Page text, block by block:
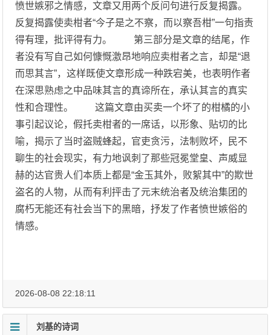
愤世嫉邪之情感，文章又用两个反问句进行反复揭露。
反复揭露使卖柑者“今子是之不察，而以察吾柑”一句指责
得有理，批评得有力。 第三部分是文章的结尾，作
者没有写自己如何慷慨激昂地响应卖柑者之言，却是“退
而思其言”，这样既使文章形成一种跌宕美，也表明作者
在深思熟虑之中品味其言的真谛所在，承认其言的真实
性和合理性。 这篇文章由买卖一个坏了的柑橘的小
事引起议论，假托卖柑者的一席话，以形象、贴切的比
喻，揭示了当时盗贼蜂起，官吏贪污，法制败坏，民不
聊生的社会现实，有力地讽刺了那些冠冕堂皇、声威显
赫的达官贵人们本质上都是“金玉其外，败絮其中”的欺世
盗名的人物，从而有利抨击了元末统治者及统治集团的
腐朽无能还有社会当下的黑暗，抒发了作者愤世嫉俗的
情感。
2026-08-08 22:18:11
刘基的诗词